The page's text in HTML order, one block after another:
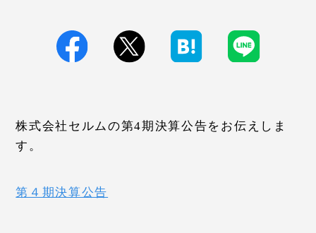
株式会社セルムの第4期決算公告をお伝えしま
す。
第４期決算公告